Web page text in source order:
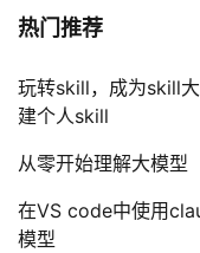
热门推荐
玩转skill，成为skill
建个人skill
从零开始理解大模型
在VS code中使用
模型